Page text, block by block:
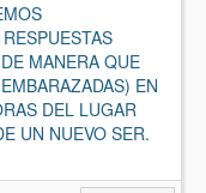
MANERA QUE
EN
DEL LUGAR
UN NUEVO SER.